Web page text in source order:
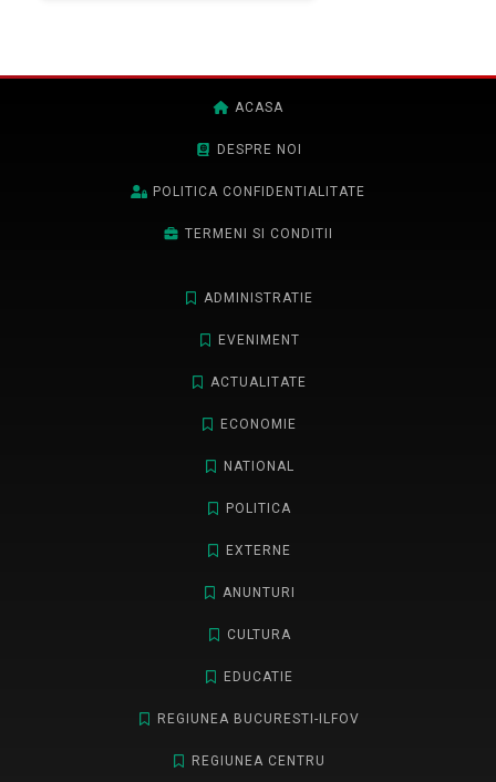
ACASA
DESPRE NOI
POLITICA CONFIDENTIALITATE
TERMENI SI CONDITII
ADMINISTRATIE
EVENIMENT
ACTUALITATE
ECONOMIE
NATIONAL
POLITICA
EXTERNE
ANUNTURI
CULTURA
EDUCATIE
REGIUNEA BUCURESTI-ILFOV
REGIUNEA CENTRU